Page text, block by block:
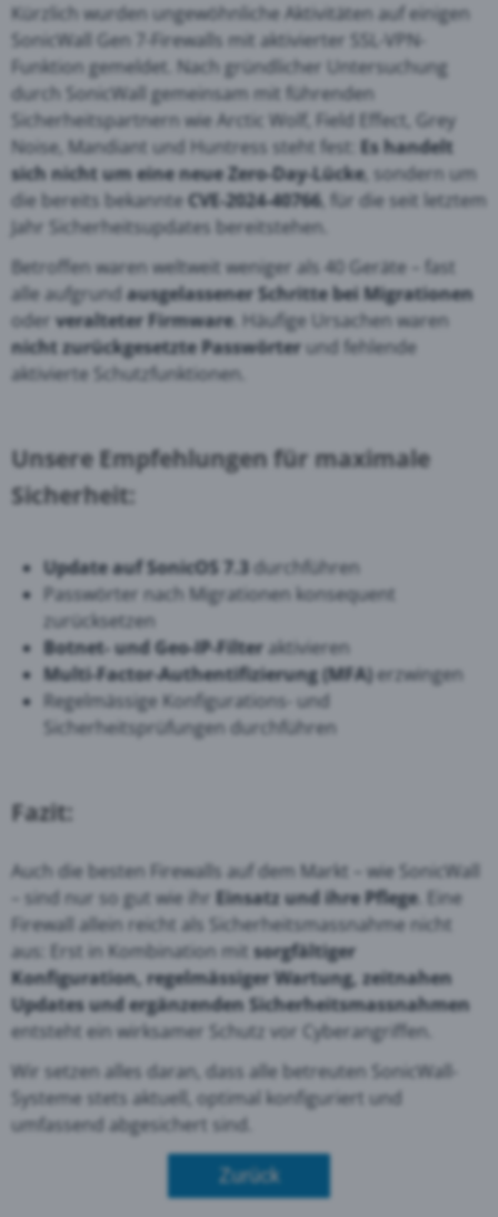
Kürzlich wurden ungewöhnliche Aktivitäten auf einigen
SonicWall Gen 7-Firewalls mit aktivierter SSL-VPN-
Funktion gemeldet. Nach gründlicher Untersuchung
durch SonicWall gemeinsam mit führenden
Sicherheitspartnern wie Arctic Wolf, Field Effect, Grey
Noise, Mandiant und Huntress steht fest: Es handelt
sich nicht um eine neue Zero-Day-Lücke, sondern um
die bereits bekannte CVE-2024-40766, für die seit letztem
Jahr Sicherheitsupdates bereitstehen.
Betroffen waren weltweit weniger als 40 Geräte – fast
alle aufgrund ausgelassener Schritte bei Migrationen
oder veralteter Firmware. Häufige Ursachen waren
nicht zurückgesetzte Passwörter und fehlende
aktivierte Schutzfunktionen.
Unsere Empfehlungen für maximale
Sicherheit:
Update auf SonicOS 7.3durchführen
Passwörter nach Migrationen konsequent
zurücksetzen
Botnet- und Geo-IP-Filteraktivieren
Multi-Factor-Authentifizierung (MFA)erzwingen
Regelmässige Konfigurations- und
Sicherheitsprüfungen durchführen
Fazit:
Auch die besten Firewalls auf dem Markt – wie SonicWall
– sind nur so gut wie ihr Einsatz und ihre Pflege. Eine
Firewall allein reicht als Sicherheitsmassnahme nicht
aus: Erst in Kombination mit sorgfältiger
Konfiguration, regelmässiger Wartung, zeitnahen
Updates und ergänzenden Sicherheitsmassnahmen
entsteht ein wirksamer Schutz vor Cyberangriffen.
Wir setzen alles daran, dass alle betreuten SonicWall-
Systeme stets aktuell, optimal konfiguriert und
umfassend abgesichert sind.
Zurück